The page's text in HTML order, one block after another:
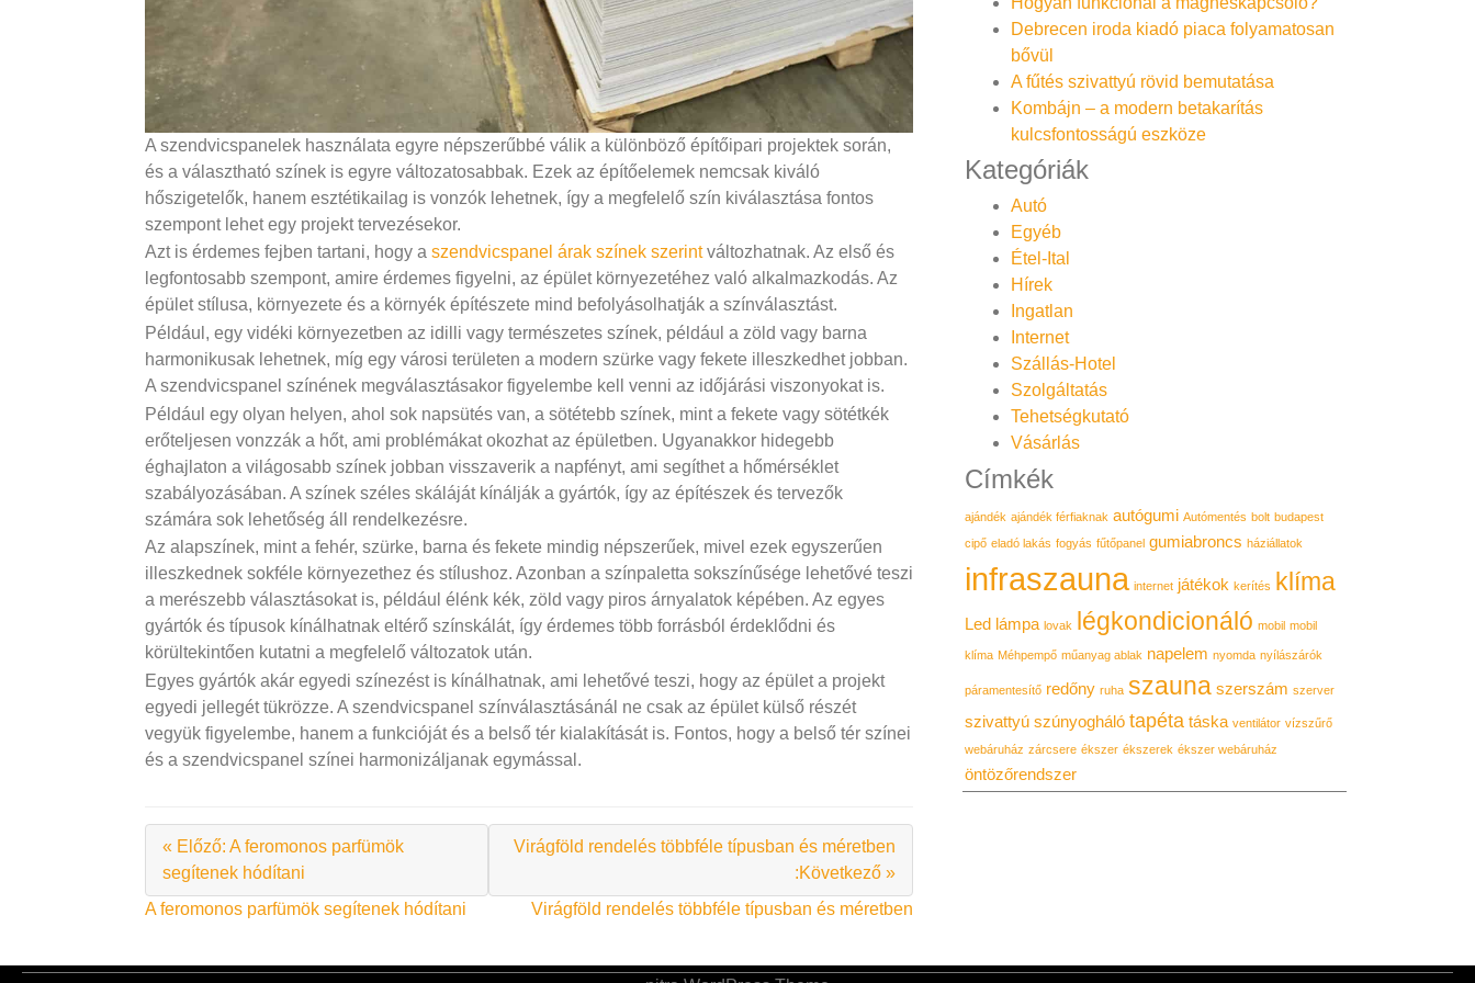
A szendvicspanelek használata egyre népszerűbbé válik a különböző építőipari projektek során,
és a választható színek is egyre változatosabbak. Ezek az építőelemek nemcsak kiváló
hőszigetelők, hanem esztétikailag is vonzók lehetnek, így a megfelelő szín kiválasztása fontos
szempont lehet egy projekt tervezésekor.
Azt is érdemes fejben tartani, hogy a szendvicspanel árak színek szerintváltozhatnak. Az első és
legfontosabb szempont, amire érdemes figyelni, az épület környezetéhez való alkalmazkodás. Az
épület stílusa, környezete és a környék építészete mind befolyásolhatják a színválasztást.
Például, egy vidéki környezetben az idilli vagy természetes színek, például a zöld vagy barna
harmonikusak lehetnek, míg egy városi területen a modern szürke vagy fekete illeszkedhet jobban.
A szendvicspanel színének megválasztásakor figyelembe kell venni az időjárási viszonyokat is.
Például egy olyan helyen, ahol sok napsütés van, a sötétebb színek, mint a fekete vagy sötétkék
erőteljesen vonzzák a hőt, ami problémákat okozhat az épületben. Ugyanakkor hidegebb
éghajlaton a világosabb színek jobban visszaverik a napfényt, ami segíthet a hőmérséklet
szabályozásában. A színek széles skáláját kínálják a gyártók, így az építészek és tervezők
számára sok lehetőség áll rendelkezésre.
Az alapszínek, mint a fehér, szürke, barna és fekete mindig népszerűek, mivel ezek egyszerűen
illeszkednek sokféle környezethez és stílushoz. Azonban a színpaletta sokszínűsége lehetővé teszi
a merészebb választásokat is, például élénk kék, zöld vagy piros árnyalatok képében. Az egyes
gyártók és típusok kínálhatnak eltérő színskálát, így érdemes több forrásból érdeklődni és
körültekintően kutatni a megfelelő változatok után.
Egyes gyártók akár egyedi színezést is kínálhatnak, ami lehetővé teszi, hogy az épület a projekt
egyedi jellegét tükrözze. A szendvicspanel színválasztásánál ne csak az épület külső részét
vegyük figyelembe, hanem a funkcióját és a belső tér kialakítását is. Fontos, hogy a belső tér színei
és a szendvicspanel színei harmonizáljanak egymással.
« Előző: A feromonos parfümök
segítenek hódítani
Virágföld rendelés többféle típusban és méretben
:Következő »
Bejegyzés
A feromonos parfümök segítenek hódítani Virágföld rendelés többféle típusban és méretben
Debrecen iroda kiadó piaca folyamatosan
bővül
A fűtés szivattyú rövid bemutatása
Kombájn – a modern betakarítás
kulcsfontosságú eszköze
Kategóriák
Autó
Egyéb
Étel-Ital
Hírek
Ingatlan
Internet
Szállás-Hotel
Szolgáltatás
Tehetségkutató
Vásárlás
Címkék
ajándék ajándék férfiaknak autógumi Autómentés bolt budapest
cipő eladó lakás fogyás fűtőpanel gumiabroncs háziállatok
infraszauna internet játékok kerítés klíma
Led lámpa lovak légkondicionáló mobil mobil
klíma Méhpempő műanyag ablak napelem nyomda nyílászárók
páramentesítő redőny ruha szauna szerszám szerver
szivattyú szúnyogháló tapéta táska ventilátor vízszűrő
webáruház zárcsere ékszer ékszerek ékszer webáruház
öntözőrendszer